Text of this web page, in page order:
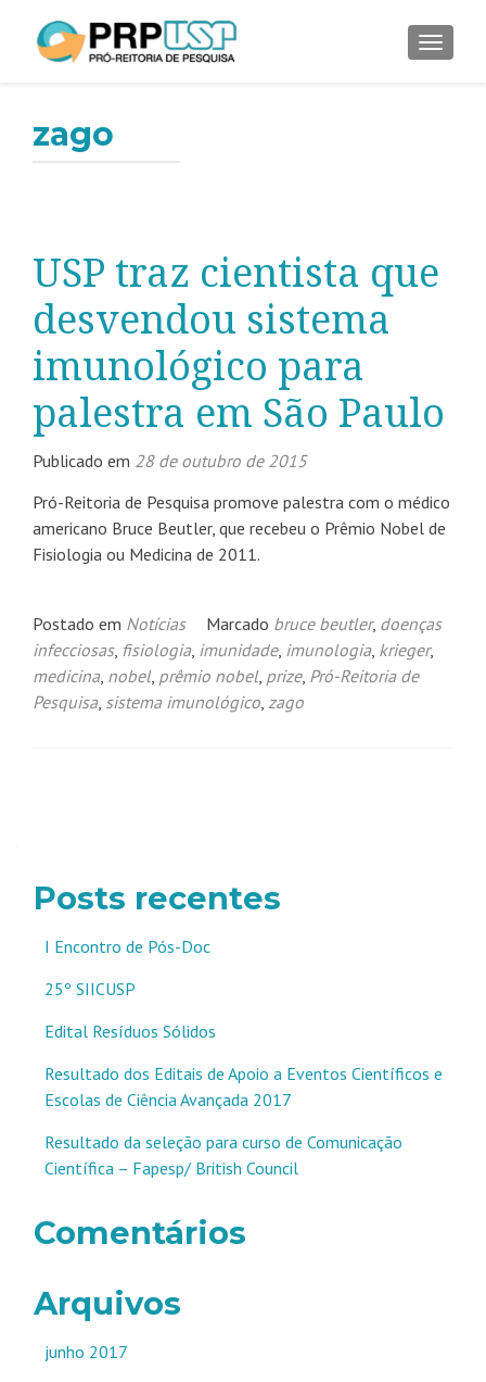
zago
USP traz cientista que
desvendou sistema
imunológico para
palestra em São Paulo
Publicado em 28 de outubro de 2015
Pró-Reitoria de Pesquisa promove palestra com o médico
americano Bruce Beutler, que recebeu o Prêmio Nobel de
Fisiologia ou Medicina de 2011.
Postado em Notícias Marcado bruce beutler, doenças
infecciosas, fisiologia, imunidade, imunologia, krieger,
medicina, nobel, prêmio nobel, prize, Pró-Reitoria de
Pesquisa, sistema imunológico, zago
Posts recentes
I Encontro de Pós-Doc
25º SIICUSP
Edital Resíduos Sólidos
Resultado dos Editais de Apoio a Eventos Científicos e
Escolas de Ciência Avançada 2017
Resultado da seleção para curso de Comunicação
Científica – Fapesp/ British Council
Comentários
Arquivos
junho 2017